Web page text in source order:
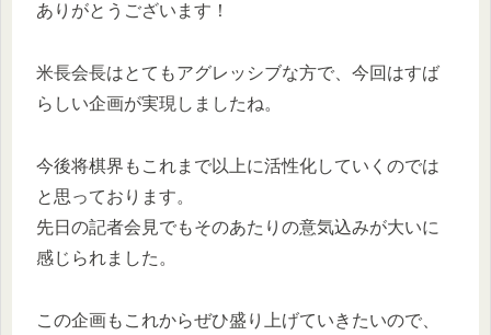
ありがとうございます！
米長会長はとてもアグレッシブな方で、今回はすば
らしい企画が実現しましたね。
今後将棋界もこれまで以上に活性化していくのでは
と思っております。
先日の記者会見でもそのあたりの意気込みが大いに
感じられました。
この企画もこれからぜひ盛り上げていきたいので、